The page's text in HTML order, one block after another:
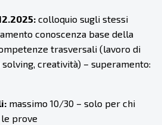
colloquio sugli stessi
conoscenza base della
trasversali (lavoro di
creatività) – superamento:
massimo 10/30 – solo per chi
prove